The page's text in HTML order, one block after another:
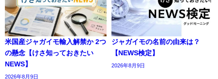
米国産ジャガイモ輸入解禁か 2つ
の懸念【けさ知っておきたい
NEWS】
2026年8月9日
ジャガイモの名前の由来は？
【NEWS検定】
2026年8月9日